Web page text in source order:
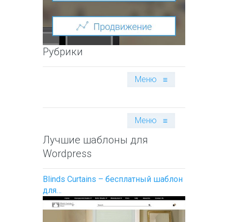
Рубрики
Меню ≡
Меню ≡
Лучшие шаблоны для
Wordpress
Blinds Curtains – бесплатный шаблон
для…